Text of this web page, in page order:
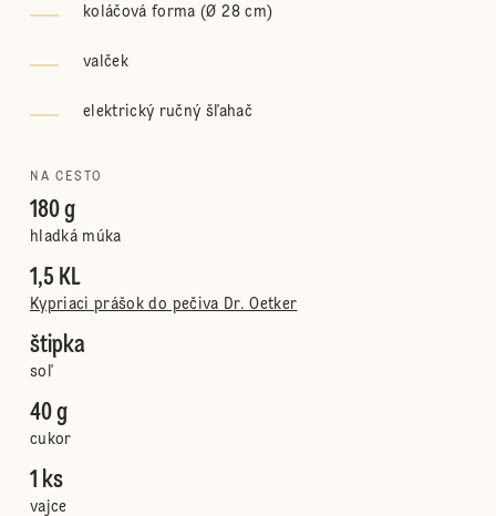
koláčová forma (Ø 28 cm)
valček
elektrický ručný šľahač
NA CESTO
180 g
hladká múka
1,5 KL
Kypriaci prášok do pečiva Dr. Oetker
štipka
soľ
40 g
cukor
1 ks
vajce